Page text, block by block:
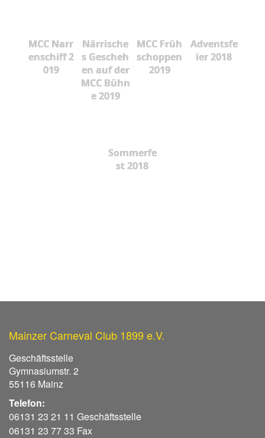
MCC Narr
enschiff 2
019
Närrische
s Gescheh
en auf der
MCC Bühn
e 2019
MCC Früh
schoppen
2019
Adventsfe
ier 2018
Sommerfe
st 2018
Mainzer Carneval Club 1899 e.V.
Geschäftsstelle
Gymnasiumstr. 2
55116 Mainz
Telefon:
06131 23 21 11 Geschäftsstelle
06131 23 77 33 Fax